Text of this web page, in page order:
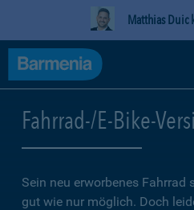
Matthias Duic
Fahrrad-/E-Bike-
Sein neu erworbenes
gut wie nur möglich. Doch